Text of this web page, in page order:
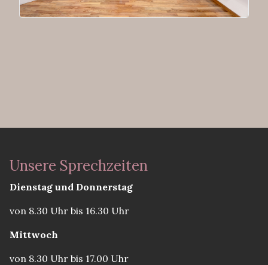
Unsere Sprechzeiten
Dienstag und Donnerstag
von 8.30 Uhr bis 16.30 Uhr
Mittwoch
von 8.30 Uhr bis 17.00 Uhr